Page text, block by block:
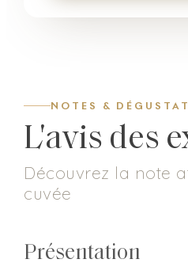
NOTES &
L'avis des
Découvrez la note
cuvée
Présentation